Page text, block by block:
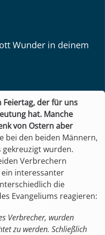
Wunder in deinem
Feiertag, der für uns
hat. Manche
von Ostern aber
bei den beiden Männern,
gekreuzigt wurden.
Verbrechern
ein interessanter
die
Evangeliums reagieren:
Verbrecher, wurden
zu werden. Schließlich